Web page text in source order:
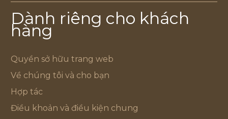
Dành riêng cho khách
hàng
Quyền sở hữu trang web
Về chúng tôi và cho bạn
Hợp tác
Điều khoản và điều kiện chung